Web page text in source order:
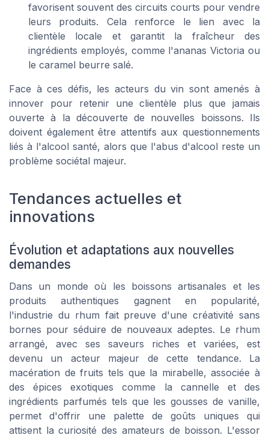
favorisent souvent des circuits courts pour vendre
leurs produits. Cela renforce le lien avec la
clientèle locale et garantit la fraîcheur des
ingrédients employés, comme l'ananas Victoria ou
le caramel beurre salé.
Face à ces défis, les acteurs du vin sont amenés à
innover pour retenir une clientèle plus que jamais
ouverte à la découverte de nouvelles boissons. Ils
doivent également être attentifs aux questionnements
liés à l'alcool santé, alors que l'abus d'alcool reste un
problème sociétal majeur.
Tendances actuelles et
innovations
Évolution et adaptations aux nouvelles
demandes
Dans un monde où les boissons artisanales et les
produits authentiques gagnent en popularité,
l'industrie du rhum fait preuve d'une créativité sans
bornes pour séduire de nouveaux adeptes. Le rhum
arrangé, avec ses saveurs riches et variées, est
devenu un acteur majeur de cette tendance. La
macération de fruits tels que la mirabelle, associée à
des épices exotiques comme la cannelle et des
ingrédients parfumés tels que les gousses de vanille,
permet d'offrir une palette de goûts uniques qui
attisent la curiosité des amateurs de boisson. L'essor